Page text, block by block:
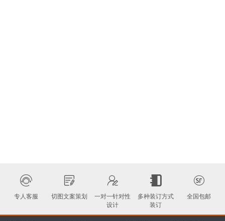
专人客服 切图文案策划
一对一针对性
设计
多种装订方式
装订
全国包邮